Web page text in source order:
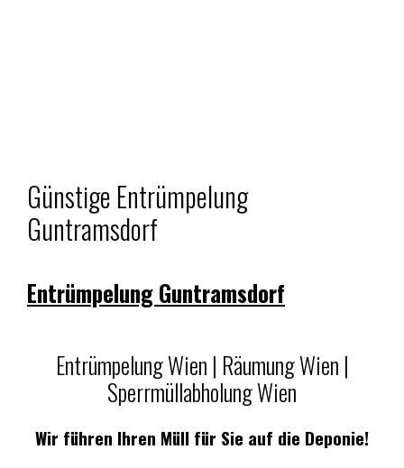
Günstige Entrümpelung
Guntramsdorf
Entrümpelung Guntramsdorf
Entrümpelung Wien | Räumung Wien |
Sperrmüllabholung Wien
Wir führen Ihren Müll für Sie auf die Deponie!